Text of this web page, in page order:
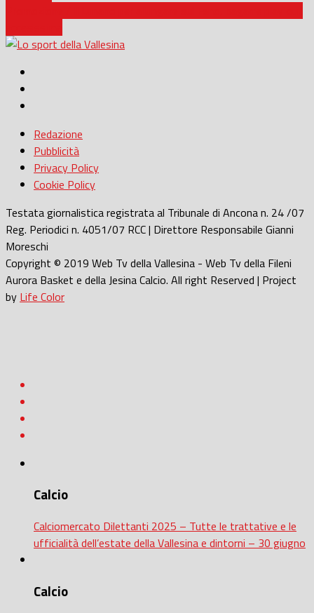
Redazione
Pubblicità
Privacy Policy
Cookie Policy
Testata giornalistica registrata al Tribunale di Ancona n. 24 /07
Reg. Periodici n. 4051/07 RCC | Direttore Responsabile Gianni
Moreschi
Copyright © 2019 Web Tv della Vallesina - Web Tv della Fileni
Aurora Basket e della Jesina Calcio. All right Reserved | Project
by Life Color
Calcio
Calciomercato Dilettanti 2025 – Tutte le trattative e le
ufficialità dell’estate della Vallesina e dintorni – 30 giugno
Calcio